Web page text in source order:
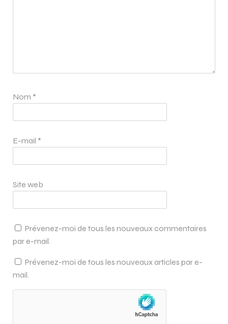
Nom *
E-mail *
Site web
Prévenez-moi de tous les nouveaux commentaires
par e-mail.
Prévenez-moi de tous les nouveaux articles par e-
mail.